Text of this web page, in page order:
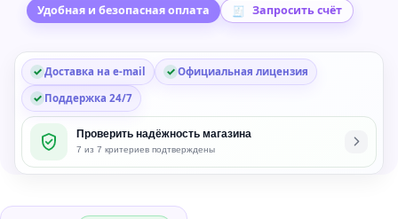
Collector's
Music
Production
-
Обновление
с
Удобная и безопасная оплата Запросить счёт
Доставка на e-mail
Официальная лицензия
Поддержка 24/7
Проверить надёжность магазина
7 из 7 критериев подтверждены